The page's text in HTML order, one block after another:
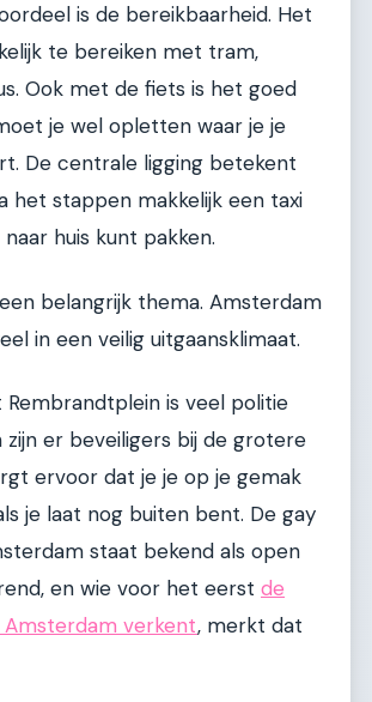
is de bereikbaarheid. Het
te bereiken met tram,
Ook met de fiets is het goed
je wel opletten waar je je
De centrale ligging betekent
het stappen makkelijk een taxi
huis kunt pakken.
belangrijk thema. Amsterdam
in een veilig uitgaansklimaat.
Rembrandtplein is veel politie
zijn er beveiligers bij de grotere
ervoor dat je je op je gemak
je laat nog buiten bent. De gay
staat bekend als open
en wie voor het eerst de
verkent, merkt dat